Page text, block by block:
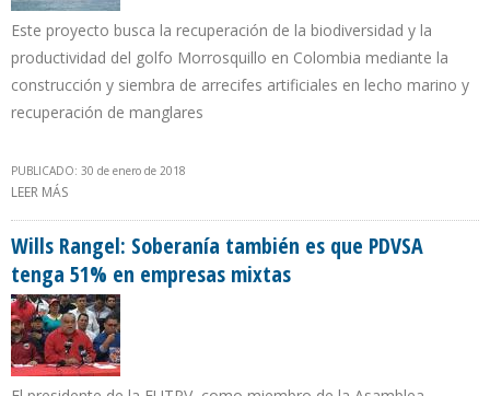
Este proyecto busca la recuperación de la biodiversidad y la
productividad del golfo Morrosquillo en Colombia mediante la
construcción y siembra de arrecifes artificiales en lecho marino y
recuperación de manglares
PUBLICADO: 30 de enero de 2018
LEER MÁS
Wills Rangel: Soberanía también es que PDVSA
tenga 51% en empresas mixtas